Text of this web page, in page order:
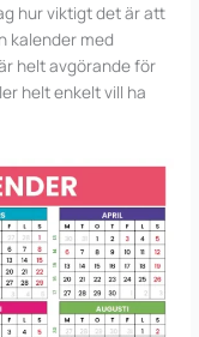
hur viktigt det är att
kalender med
helt avgörande för
helt enkelt vill ha